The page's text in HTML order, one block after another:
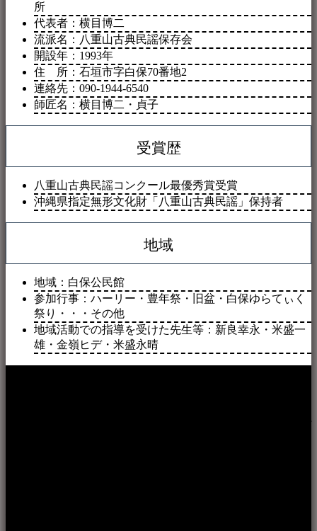
所
代表者：横目博二
流派名：八重山古典民謡保存会
開設年：1993年
住 所：石垣市字白保70番地2
連絡先：090-1944-6540
師匠名：横目博二・貞子
受賞歴
八重山古典民謡コンクール最優秀賞受賞
沖縄県指定無形文化財「八重山古典民謡」保持者
地域
地域：白保公民館
参加行事：ハーリー・豊年祭・旧盆・白保ゆらてぃく
祭り・・・その他
地域活動での指導を受けた先生等：新良幸永・米盛一
雄・金嶺ヒデ・米盛永晴